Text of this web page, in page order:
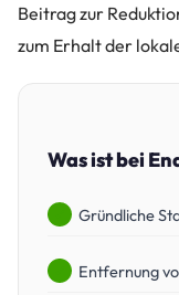
Beitrag zur
zum Erhalt der
Was ist bei
Gründliche
Entfernung